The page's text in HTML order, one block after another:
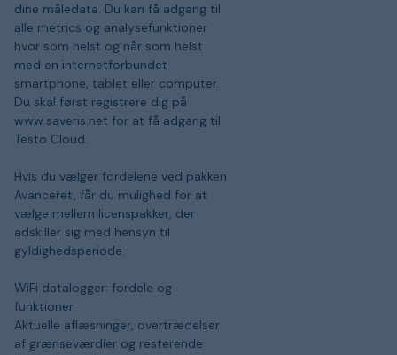
dine måledata. Du kan få adgang til
alle metrics og analysefunktioner
hvor som helst og når som helst
med en internetforbundet
smartphone, tablet eller computer.
Du skal først registrere dig på
www.saveris.net for at få adgang til
Testo Cloud.
Hvis du vælger fordelene ved pakken
Avanceret, får du mulighed for at
vælge mellem licenspakker, der
adskiller sig med hensyn til
gyldighedsperiode.
WiFi datalogger: fordele og
funktioner
Aktuelle aflæsninger, overtrædelser
af grænseværdier og resterende